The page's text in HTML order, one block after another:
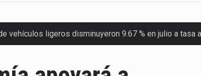
Servicio de Administración Tributaria (SAT) cobró un